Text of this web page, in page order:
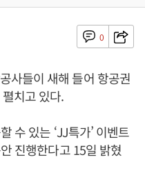
0
사들이 새해 들어 항공권
치고 있다.
수 있는 ‘JJ특가’ 이벤트
진행한다고 15일 밝혔